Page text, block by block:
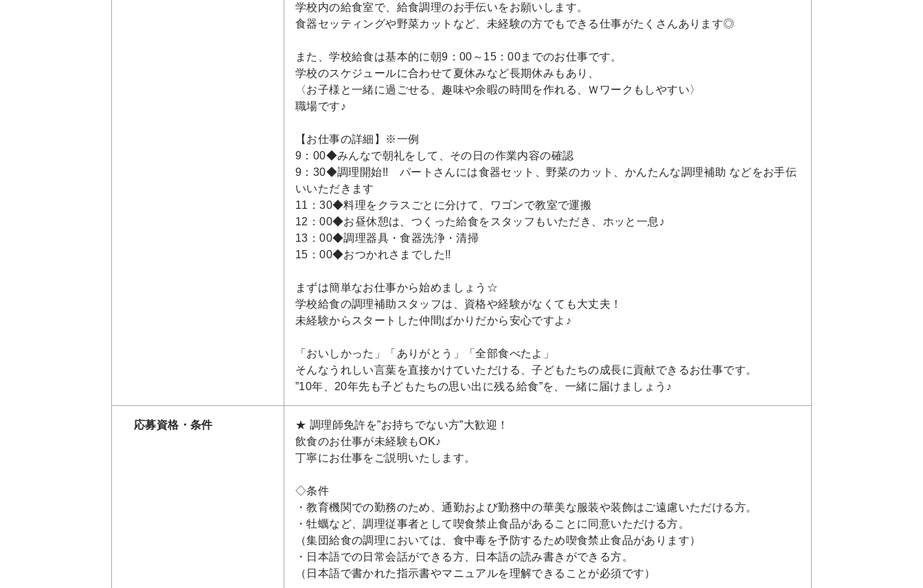
学校内の給食室で、給食調理のお手伝いをお願いします。
食器セッティングや野菜カットなど、未経験の方でもできる仕事がたくさんあります◎
また、学校給食は基本的に朝9：00～15：00までのお仕事です。
学校のスケジュールに合わせて夏休みなど長期休みもあり、
〈お子様と一緒に過ごせる、趣味や余暇の時間を作れる、Ｗワークもしやすい〉
職場です♪
【お仕事の詳細】※一例
9：00◆みんなで朝礼をして、その日の作業内容の確認
9：30◆調理開始!! パートさんには食器セット、野菜のカット、かんたんな調理補助 などをお手伝
いいただきます
11：30◆料理をクラスごとに分けて、ワゴンで教室で運搬
12：00◆お昼休憩は、つくった給食をスタッフもいただき、ホッと一息♪
13：00◆調理器具・食器洗浄・清掃
15：00◆おつかれさまでした!!
まずは簡単なお仕事から始めましょう☆
学校給食の調理補助スタッフは、資格や経験がなくても大丈夫！
未経験からスタートした仲間ばかりだから安心ですよ♪
「おいしかった」「ありがとう」「全部食べたよ」
そんなうれしい言葉を直接かけていただける、子どもたちの成長に貢献できるお仕事です。
”10年、20年先も子どもたちの思い出に残る給食”を、一緒に届けましょう♪
応募資格・条件
★ 調理師免許を”お持ちでない方”大歓迎！
飲食のお仕事が未経験もOK♪
丁寧にお仕事をご説明いたします。
◇条件
・教育機関での勤務のため、通勤および勤務中の華美な服装や装飾はご遠慮いただける方。
・牡蠣など、調理従事者として喫食禁止食品があることに同意いただける方。
（集団給食の調理においては、食中毒を予防するため喫食禁止食品があります）
・日本語での日常会話ができる方、日本語の読み書きができる方。
（日本語で書かれた指示書やマニュアルを理解できることが必須です）